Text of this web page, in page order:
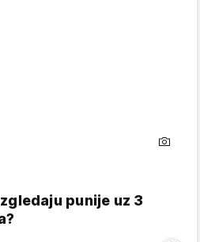
punije uz 3